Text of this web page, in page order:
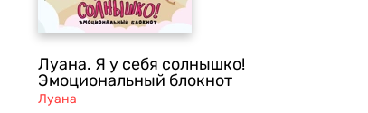
Луана. Я у себя солнышко!
Эмоциональный блокнот
Луана